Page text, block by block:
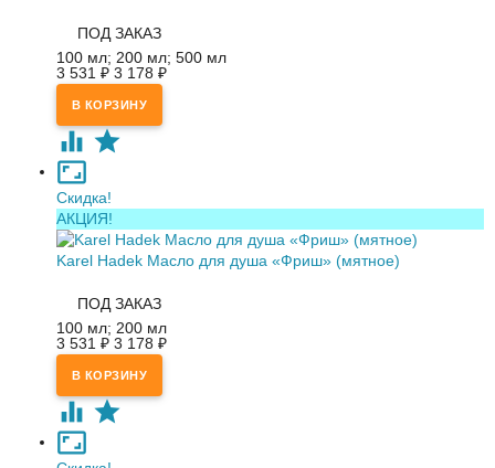
ПОД ЗАКАЗ
100 мл; 200 мл; 500 мл
3 531 ₽ 3 178 ₽
Скидка!
АКЦИЯ!
Karel Hadek Масло для душа «Фриш» (мятное)
ПОД ЗАКАЗ
100 мл; 200 мл
3 531 ₽ 3 178 ₽